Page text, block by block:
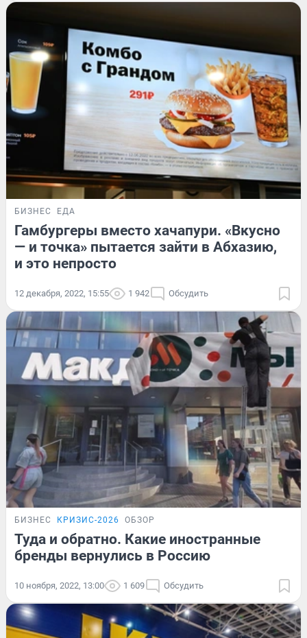
БИЗНЕС ЕДА
Гамбургеры вместо хачапури. «Вкусно
— и точка» пытается зайти в Абхазию,
и это непросто
12 декабря, 2022, 15:55 1 942 Обсудить
БИЗНЕС КРИЗИС-2026 ОБЗОР
Туда и обратно. Какие иностранные
бренды вернулись в Россию
10 ноября, 2022, 13:00 1 609 Обсудить